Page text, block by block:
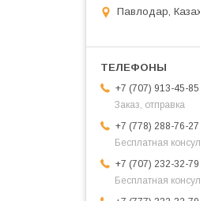
Павлодар,
+7 (707) 913-45-85
Заказ, отправка
+7 (778) 288-76-27
Бесплатная
+7 (707) 232-32-79
Бесплатная